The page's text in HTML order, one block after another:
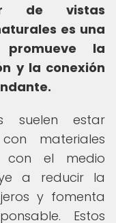
de vistas
es una
la
y la conexión
suelen estar
materiales
con el medio
a reducir la
y fomenta
Estos